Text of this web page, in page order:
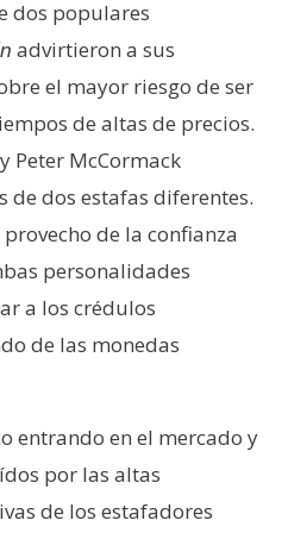
dos populares
advirtieron a sus
el mayor riesgo de ser
de altas de precios.
Peter McCormack
dos estafas diferentes.
de la confianza
personalidades
a los crédulos
de las monedas
entrando en el mercado y
por las altas
de los estafadores